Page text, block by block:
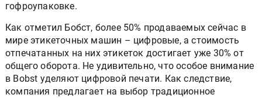
гофроупаковке.
Как отметил Бобст, более 50% продаваемых сейчас в
мире этикеточных машин – цифровые, а стоимость
отпечатанных на них этикеток достигает уже 30% от
общего оборота. Не удивительно, что особое внимание
в Bobst уделяют цифровой печати. Как следствие,
компания предлагает на выбор традиционное